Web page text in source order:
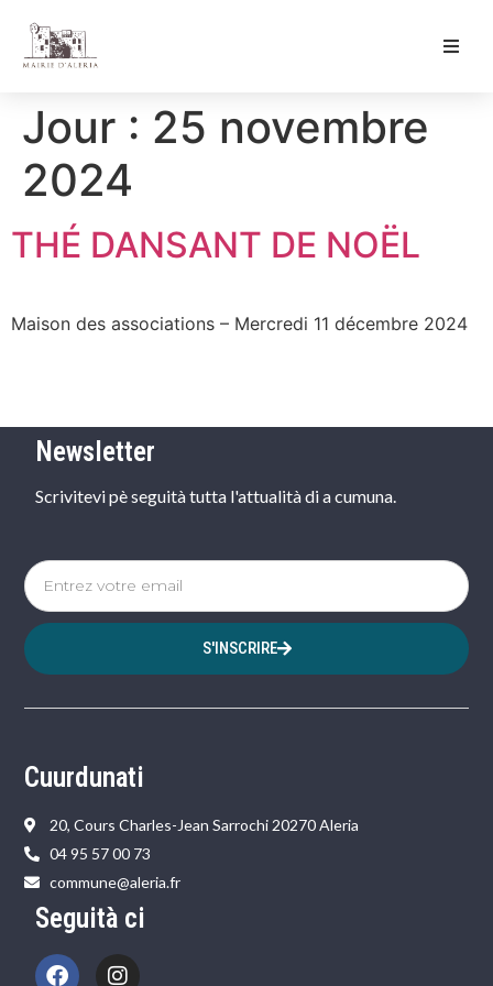
Jour : 25 novembre
2024
THÉ DANSANT DE NOËL
Maison des associations – Mercredi 11 décembre 2024
Newsletter
Scrivitevi pè seguità tutta l'attualità di a cumuna.
S'INSCRIRE
Cuurdunati
20, Cours Charles-Jean Sarrochi 20270 Aleria
04 95 57 00 73
commune@aleria.fr
Seguità ci